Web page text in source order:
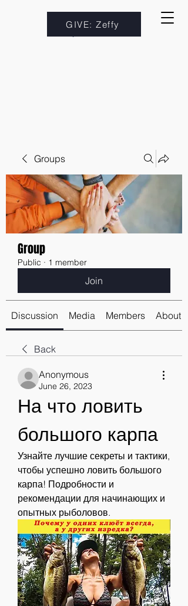
GIVE: Zeffy
Groups
Group
Public · 1 member
Join
Discussion Media Members About
Back
Anonymous
June 26, 2023
На что ловить
большого карпа
Узнайте лучшие секреты и тактики,
чтобы успешно ловить большого
карпа! Подробности и
рекомендации для начинающих и
опытных рыболовов.